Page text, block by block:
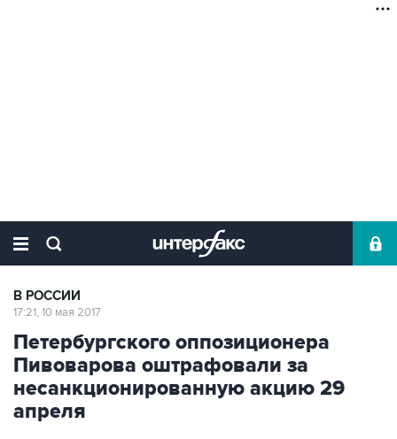
В РОССИИ
17:21, 10 мая 2017
Петербургского оппозиционера
Пивоварова оштрафовали за
несанкционированную акцию 29
апреля